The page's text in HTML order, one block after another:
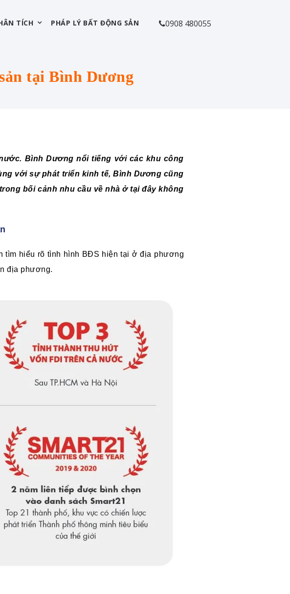
TÍCH PHÁP LÝ BẤT ĐỘNG SẢN 0908 480055
tại Bình Dương
Bình Dương nổi tiếng với các khu công
với sự phát triển kinh tế, Bình Dương cũng
bối cảnh nhu cầu về nhà ở tại đây không
tìm hiểu rõ tình hình BĐS hiện tại ở địa phương
địa phương.